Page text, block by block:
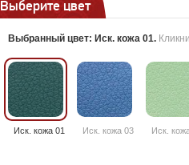
Выберите цвет
Выбранный цвет: Иск. кожа 01.
Иск. кожа 01 Иск. кожа 03 Иск.